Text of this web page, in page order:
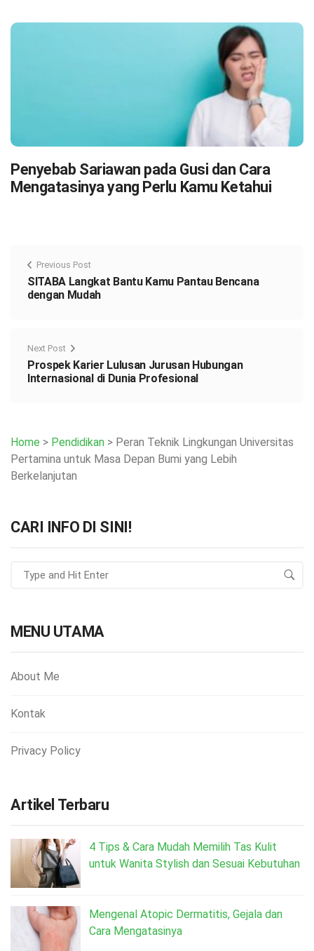
Penyebab Sariawan pada Gusi dan Cara
Mengatasinya yang Perlu Kamu Ketahui
Previous Post
SITABA Langkat Bantu Kamu Pantau Bencana
dengan Mudah
Next Post
Prospek Karier Lulusan Jurusan Hubungan
Internasional di Dunia Profesional
Home > Pendidikan > Peran Teknik Lingkungan Universitas
Pertamina untuk Masa Depan Bumi yang Lebih
Berkelanjutan
CARI INFO DI SINI!
MENU UTAMA
About Me
Kontak
Privacy Policy
Artikel Terbaru
4 Tips & Cara Mudah Memilih Tas Kulit
untuk Wanita Stylish dan Sesuai Kebutuhan
Mengenal Atopic Dermatitis, Gejala dan
Cara Mengatasinya